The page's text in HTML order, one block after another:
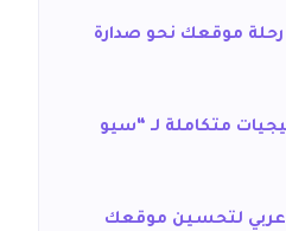
موقعك نحو صدارة
متكاملة لـ “سيو
لتحسين موقعك